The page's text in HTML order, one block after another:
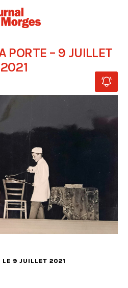
PORTE – 9 JUILLET
2021
LE 9 JUILLET 2021